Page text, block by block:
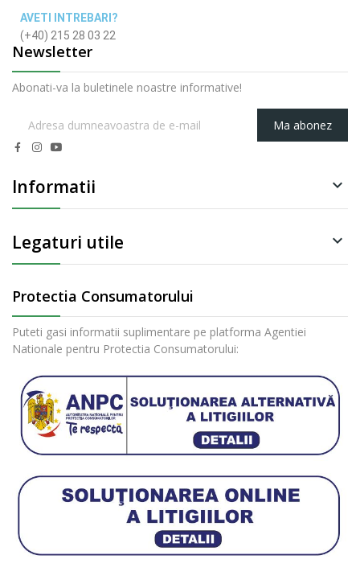
AVETI INTREBARI?
(+40) 215 28 03 22
Newsletter
Abonati-va la buletinele noastre informative!
Ma abonez
Informatii 
Legaturi utile 
Protectia Consumatorului
Puteti gasi informatii suplimentare pe platforma Agentiei
Nationale pentru Protectia Consumatorului: